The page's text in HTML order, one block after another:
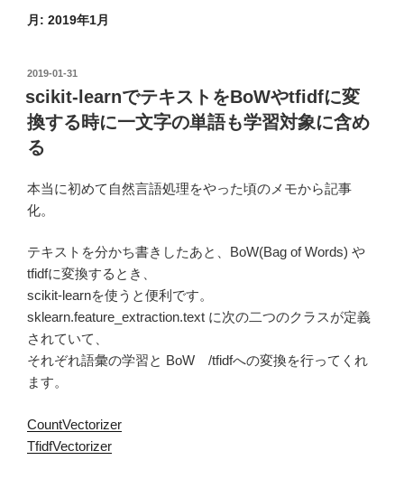
月: 2019年1月
投
日:
2019-01-31
scikit-learnでテキストをBoWやtfidfに変
換する時に一文字の単語も学習対象に含め
る
本当に初めて自然言語処理をやった頃のメモから記事
化。
テキストを分かち書きしたあと、BoW(Bag of Words) や
tfidfに変換するとき、
scikit-learnを使うと便利です。
sklearn.feature_extraction.text に次の二つのクラスが定義
されていて、
それぞれ語彙の学習と BoW /tfidfへの変換を行ってくれ
ます。
CountVectorizer
TfidfVectorizer